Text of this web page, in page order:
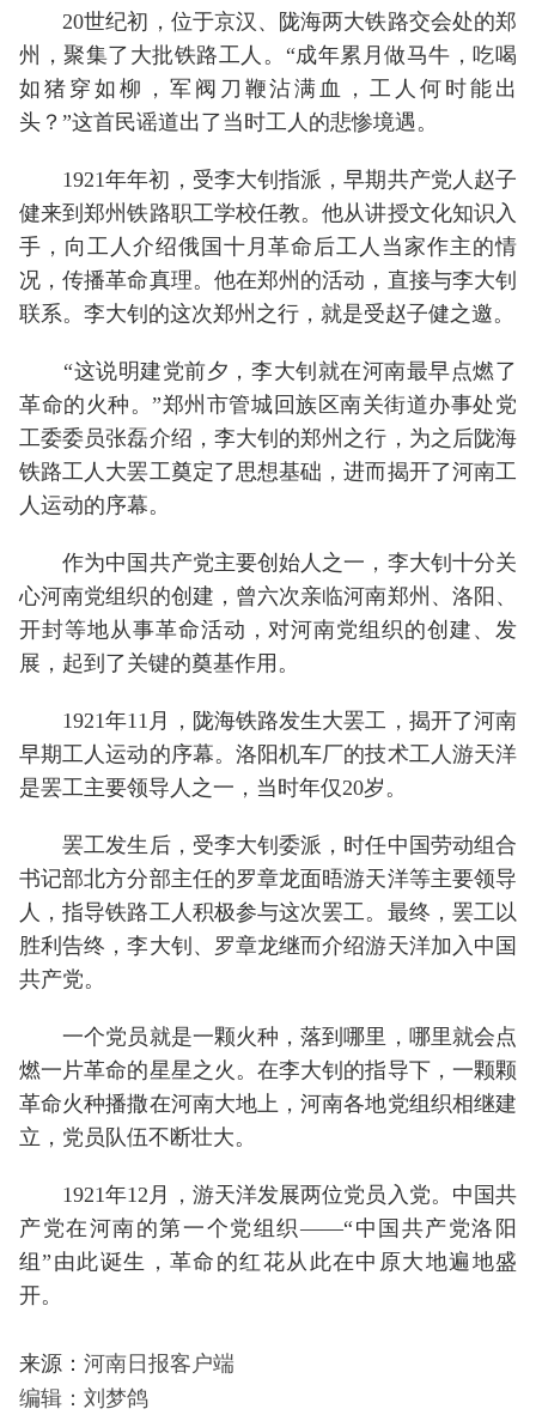
20世纪初，位于京汉、陇海两大铁路交会处的郑
州，聚集了大批铁路工人。“成年累月做马牛，吃喝
如猪穿如柳，军阀刀鞭沾满血，工人何时能出
头？”这首民谣道出了当时工人的悲惨境遇。
1921年年初，受李大钊指派，早期共产党人赵子
健来到郑州铁路职工学校任教。他从讲授文化知识入
手，向工人介绍俄国十月革命后工人当家作主的情
况，传播革命真理。他在郑州的活动，直接与李大钊
联系。李大钊的这次郑州之行，就是受赵子健之邀。
“这说明建党前夕，李大钊就在河南最早点燃了
革命的火种。”郑州市管城回族区南关街道办事处党
工委委员张磊介绍，李大钊的郑州之行，为之后陇海
铁路工人大罢工奠定了思想基础，进而揭开了河南工
人运动的序幕。
作为中国共产党主要创始人之一，李大钊十分关
心河南党组织的创建，曾六次亲临河南郑州、洛阳、
开封等地从事革命活动，对河南党组织的创建、发
展，起到了关键的奠基作用。
1921年11月，陇海铁路发生大罢工，揭开了河南
早期工人运动的序幕。洛阳机车厂的技术工人游天洋
是罢工主要领导人之一，当时年仅20岁。
罢工发生后，受李大钊委派，时任中国劳动组合
书记部北方分部主任的罗章龙面晤游天洋等主要领导
人，指导铁路工人积极参与这次罢工。最终，罢工以
胜利告终，李大钊、罗章龙继而介绍游天洋加入中国
共产党。
一个党员就是一颗火种，落到哪里，哪里就会点
燃一片革命的星星之火。在李大钊的指导下，一颗颗
革命火种播撒在河南大地上，河南各地党组织相继建
立，党员队伍不断壮大。
1921年12月，游天洋发展两位党员入党。中国共
产党在河南的第一个党组织——“中国共产党洛阳
组”由此诞生，革命的红花从此在中原大地遍地盛
开。
来源： 河南日报客户端
编辑：刘梦鸽